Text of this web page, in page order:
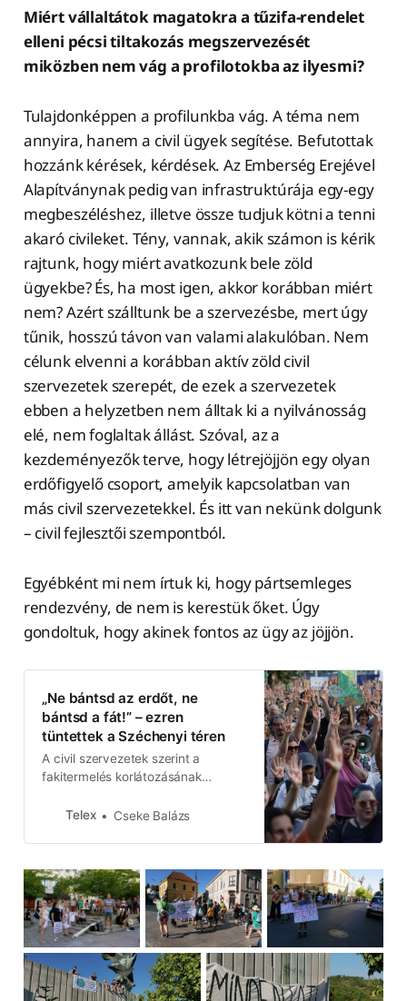
Miért vállaltátok magatokra a tűzifa-rendelet
elleni pécsi tiltakozás megszervezését
miközben nem vág a profilotokba az ilyesmi?
Tulajdonképpen a profilunkba vág. A téma nem
annyira, hanem a civil ügyek segítése. Befutottak
hozzánk kérések, kérdések. Az Emberség Erejével
Alapítványnak pedig van infrastruktúrája egy-egy
megbeszéléshez, illetve össze tudjuk kötni a tenni
akaró civileket. Tény, vannak, akik számon is kérik
rajtunk, hogy miért avatkozunk bele zöld
ügyekbe? És, ha most igen, akkor korábban miért
nem? Azért szálltunk be a szervezésbe, mert úgy
tűnik, hosszú távon van valami alakulóban. Nem
célunk elvenni a korábban aktív zöld civil
szervezetek szerepét, de ezek a szervezetek
ebben a helyzetben nem álltak ki a nyilvánosság
elé, nem foglaltak állást. Szóval, az a
kezdeményezők terve, hogy létrejöjjön egy olyan
erdőfigyelő csoport, amelyik kapcsolatban van
más civil szervezetekkel. És itt van nekünk dolgunk
– civil fejlesztői szempontból.
Egyébként mi nem írtuk ki, hogy pártsemleges
rendezvény, de nem is kerestük őket. Úgy
gondoltuk, hogy akinek fontos az ügy az jöjjön.
„Ne bántsd az erdőt, ne
bántsd a fát!” – ezren
tüntettek a Széchenyi téren
A civil szervezetek szerint a
fakitermelés korlátozásának
rendelet visszavonását követelik.
Telex Cseke Balázs